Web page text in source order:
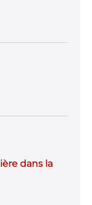
dans la